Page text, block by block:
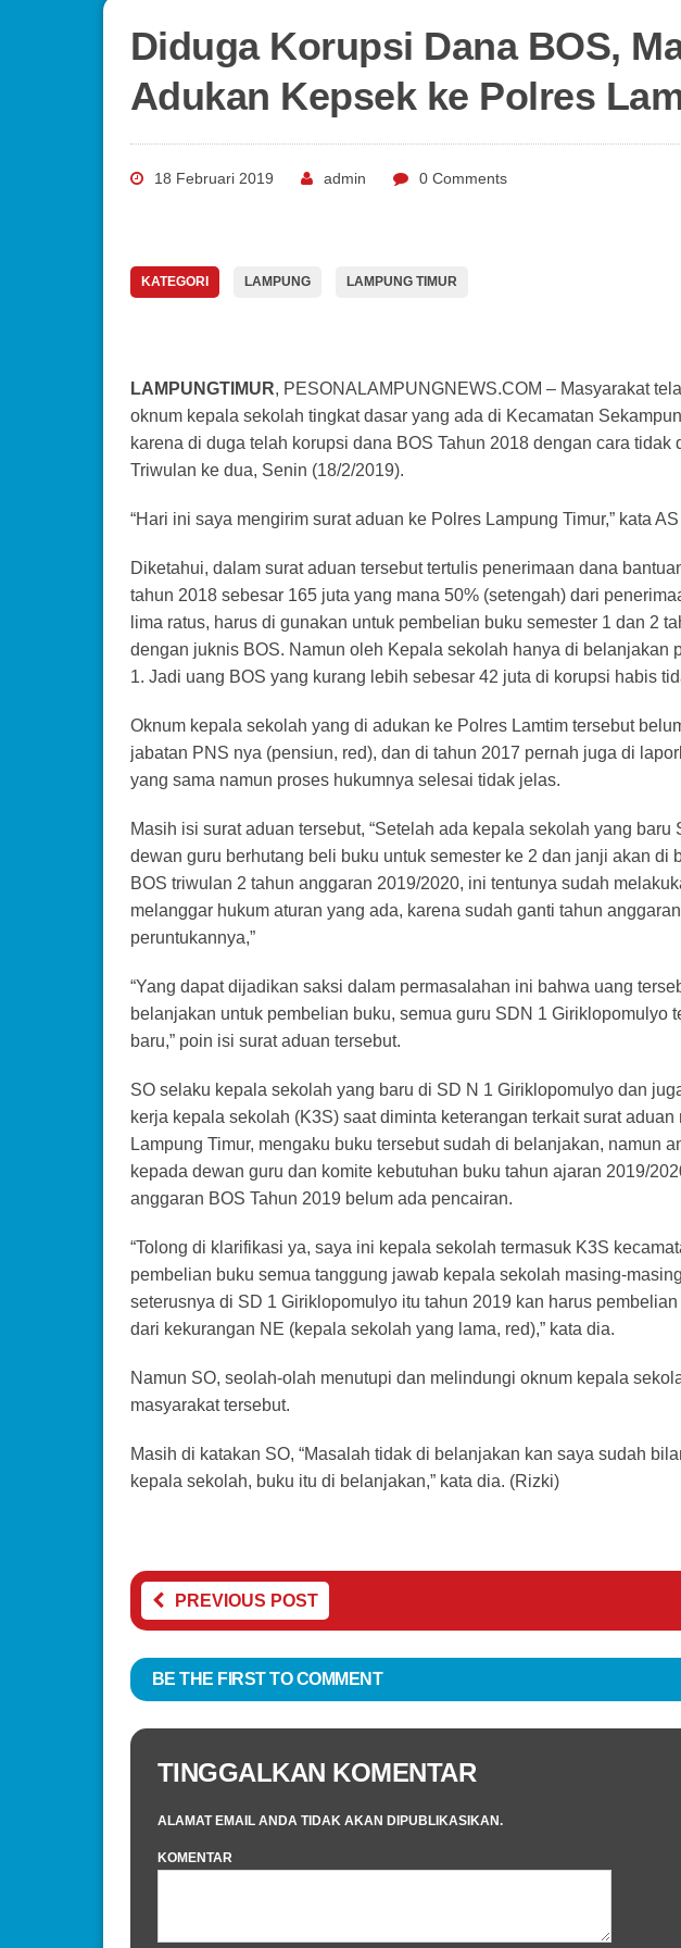
Diduga Korupsi Dana BOS,
Adukan Kepsek ke Polres
18 Februari 2019 admin 0 Comments
KATEGORI LAMPUNG LAMPUNG TIMUR
LAMPUNGTIMUR, PESONALAMPUNGNEWS.COM – Masyarakat
oknum kepala sekolah tingkat dasar yang ada di Kecamatan
karena di duga telah korupsi dana BOS Tahun 2018 dengan cara tidak
Triwulan ke dua, Senin (18/2/2019).
“Hari ini saya mengirim surat aduan ke Polres Lampung Timur,” kata AS
Diketahui, dalam surat aduan tersebut tertulis penerimaan dana
tahun 2018 sebesar 165 juta yang mana 50% (setengah) dari
lima ratus, harus di gunakan untuk pembelian buku semester 1 dan 2
dengan juknis BOS. Namun oleh Kepala sekolah hanya di belanjakan
1. Jadi uang BOS yang kurang lebih sebesar 42 juta di korupsi habis
Oknum kepala sekolah yang di adukan ke Polres Lamtim tersebut
jabatan PNS nya (pensiun, red), dan di tahun 2017 pernah juga di
yang sama namun proses hukumnya selesai tidak jelas.
Masih isi surat aduan tersebut, “Setelah ada kepala sekolah yang baru
dewan guru berhutang beli buku untuk semester ke 2 dan janji akan di
BOS triwulan 2 tahun anggaran 2019/2020, ini tentunya sudah
melanggar hukum aturan yang ada, karena sudah ganti tahun
peruntukannya,”
“Yang dapat dijadikan saksi dalam permasalahan ini bahwa uang
belanjakan untuk pembelian buku, semua guru SDN 1 Giriklopomulyo
baru,” poin isi surat aduan tersebut.
SO selaku kepala sekolah yang baru di SD N 1 Giriklopomulyo dan
kerja kepala sekolah (K3S) saat diminta keterangan terkait surat
Lampung Timur, mengaku buku tersebut sudah di belanjakan, namun
kepada dewan guru dan komite kebutuhan buku tahun ajaran 2019/
anggaran BOS Tahun 2019 belum ada pencairan.
“Tolong di klarifikasi ya, saya ini kepala sekolah termasuk K3S
pembelian buku semua tanggung jawab kepala sekolah masing-
seterusnya di SD 1 Giriklopomulyo itu tahun 2019 kan harus
dari kekurangan NE (kepala sekolah yang lama, red),” kata dia.
Namun SO, seolah-olah menutupi dan melindungi oknum kepala
masyarakat tersebut.
Masih di katakan SO, “Masalah tidak di belanjakan kan saya sudah
kepala sekolah, buku itu di belanjakan,” kata dia. (Rizki)
PREVIOUS POST
BE THE FIRST TO COMMENT
TINGGALKAN KOMENTAR
ALAMAT EMAIL ANDA TIDAK AKAN DIPUBLIKASIKAN.
KOMENTAR